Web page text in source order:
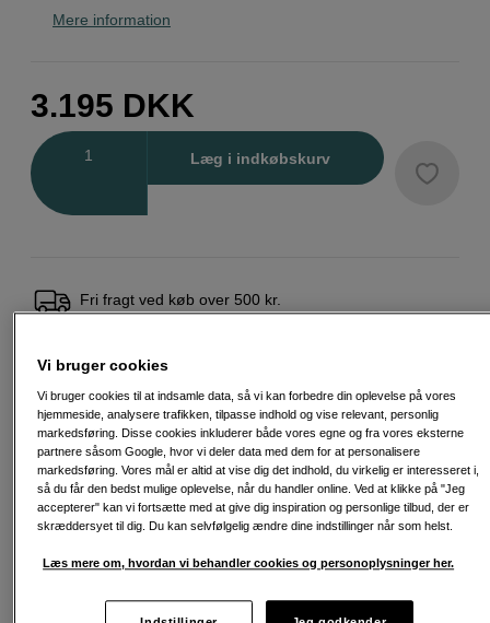
Mere information
3.195 DKK
Læg i indkøbskurv
Fri fragt ved køb over 500 kr.
Personlig service og ekspertrådgivning
Passende tilbehør Se flere tilbehør
Vi bruger cookies
Vi bruger cookies til at indsamle data, så vi kan forbedre din oplevelse på vores
hjemmeside, analysere trafikken, tilpasse indhold og vise relevant, personlig
markedsføring. Disse cookies inkluderer både vores egne og fra vores eksterne
partnere såsom Google, hvor vi deler data med dem for at personalisere
markedsføring. Vores mål er altid at vise dig det indhold, du virkelig er interesseret i,
så du får den bedst mulige oplevelse, når du handler online. Ved at klikke på "Jeg
accepterer" kan vi fortsætte med at give dig inspiration og personlige tilbud, der er
skræddersyet til dig. Du kan selvfølgelig ændre dine indstillinger når som helst.
Læs mere om, hvordan vi behandler cookies og personoplysninger her.